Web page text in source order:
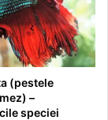
(pestele
–
speciei